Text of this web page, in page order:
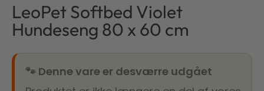
LeoPet Softbed Violet
Hundeseng 80 x 60 cm
🐾 Denne vare er desværre udgået